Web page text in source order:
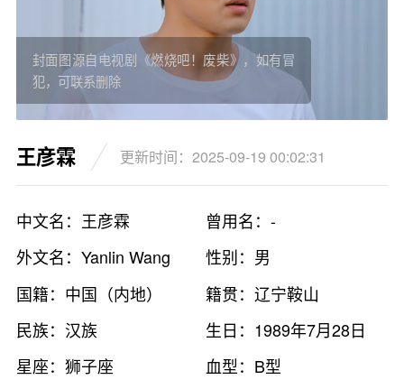
封面图源自电视剧《燃烧吧！废柴》，如有冒
犯，可联系删除
王彦霖 更新时间：2025-09-19 00:02:31
中文名：王彦霖
曾用名：-
外文名：Yanlin Wang
性别：男
国籍：中国（内地）
籍贯：辽宁鞍山
民族：汉族
生日：1989年7月28日
星座：狮子座
血型：B型